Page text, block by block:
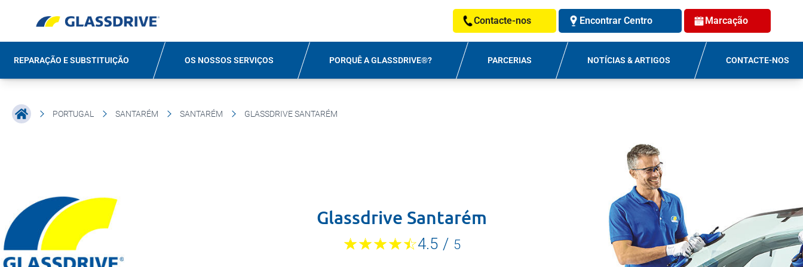
Contacte-nos Encontrar Centro Marcação
REPARAÇÃO E SUBSTITUIÇÃO OS NOSSOS SERVIÇOS PORQUÊ A GLASSDRIVE®? PARCERIAS NOTÍCIAS & ARTIGOS CONTACTE-NOS
PORTUGAL SANTARÉM SANTARÉM GLASSDRIVE SANTARÉM
Glassdrive Santarém
4.5 / 5